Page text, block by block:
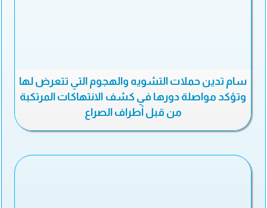
سام تدين حملات التشويه والهجوم التي تتعرض لها
وتؤكد مواصلة دورها في كشف الانتهاكات المرتكبة
من قبل أطراف الصراع